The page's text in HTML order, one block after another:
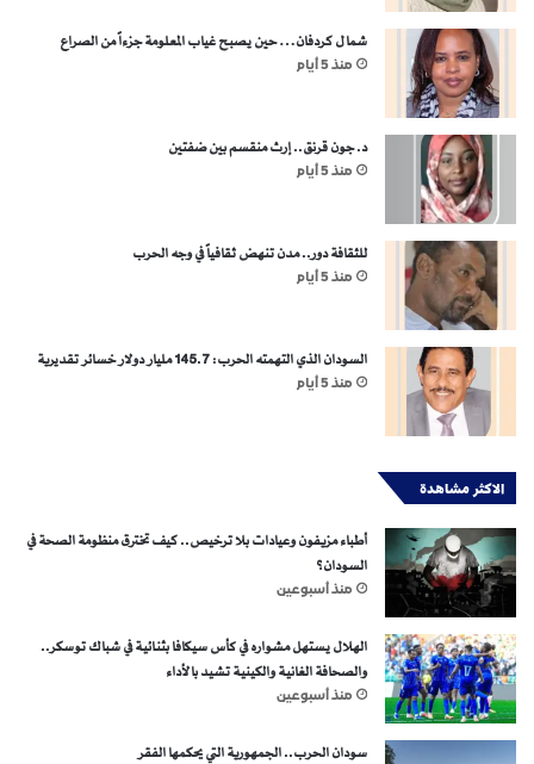
شمال كردفان… حين يصبح غياب المعلومة جزءاً من الصراع
منذ 5 أيام
د. جون قرنق.. إرث منقسم بين ضفتين
منذ 5 أيام
للثقافة دور.. مدن تنهض ثقافياً في وجه الحرب
منذ 5 أيام
السودان الذي التهمته الحرب: 145.7 مليار دولار خسائر تقديرية
منذ 5 أيام
الاكثر مشاهدة
أطباء مزيفون وعيادات بلا ترخيص.. كيف تخترق منظومة الصحة في
السودان؟
منذ أسبوعين
الهلال يستهل مشواره في كأس سيكافا بثنائية في شباك توسكر..
والصحافة الغانية والكينية تشيد بالأداء
منذ أسبوعين
سودان الحرب.. الجمهورية التي يحكمها الفقر